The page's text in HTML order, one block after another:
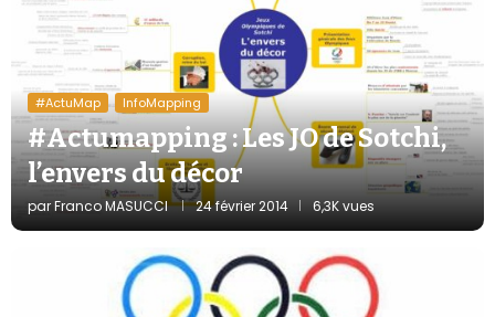
#ActuMap InfoMapping
#Actumapping : Les JO de Sotchi,
l’envers du décor
parFranco MASUCCI 24 février 2014 6,3K vues